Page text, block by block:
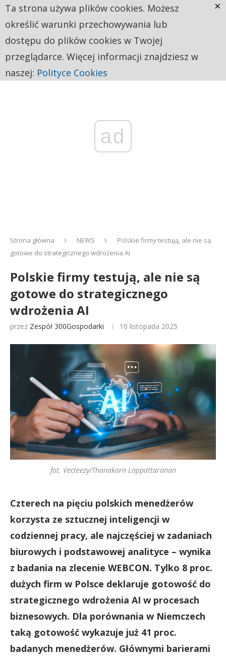
ad
Strona główna NEWS
Polskie firmy testują, ale nie są
gotowe do strategicznego wdrożenia AI
Polskie firmy testują, ale nie są
gotowe do strategicznego
wdrożenia AI
przez Zespół 300Gospodarki 10 listopada 2025
fot. Vecteezy/Thanakorn Lappattaranan
Czterech na pięciu polskich menedżerów
korzysta ze sztucznej inteligencji w
codziennej pracy, ale najczęściej w zadaniach
biurowych i podstawowej analityce – wynika
z badania na zlecenie WEBCON. Tylko 8 proc.
dużych firm w Polsce deklaruje gotowość do
strategicznego wdrożenia AI w procesach
biznesowych. Dla porównania w Niemczech
taką gotowość wykazuje już 41 proc.
badanych menedżerów. Głównymi barierami
Ta strona używa plików cookies. Możesz
określić warunki przechowywania lub
dostępu do plików cookies w Twojej
przeglądarce. Więcej informacji znajdziesz w
naszej: Polityce Cookies
×